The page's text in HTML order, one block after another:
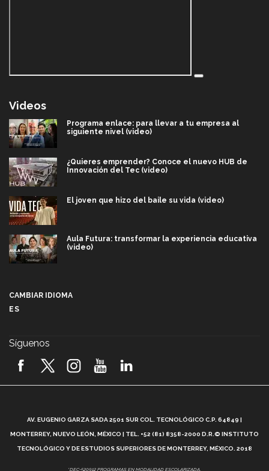
Videos
Programa enlace: para llevar a tu empresa al
siguiente nivel (video)
¿Quieres emprender? Conoce el nuevo HUB de
Innovación del Tec (video)
El joven que hizo del baile su vida (video)
Aula Futura: transformar la experiencia educativa
(video)
2026! (video)
¿Cómo es el Modelo Educativo Tec? (video)
CAMBIAR IDIOMA
ES
Síguenos
AV. EUGENIO GARZA SADA 2501 SUR COL. TECNOLÓGICO C.P. 64849 |
MONTERREY, NUEVO LEÓN, MÉXICO | TEL. +52 (81) 8358-2000 D.R.© INSTITUTO
TECNOLÓGICO Y DE ESTUDIOS SUPERIORES DE MONTERREY, MÉXICO. 2018
*DEC-520912 PROGRAMAS EN MODALIDAD ESCOLARIZADA.